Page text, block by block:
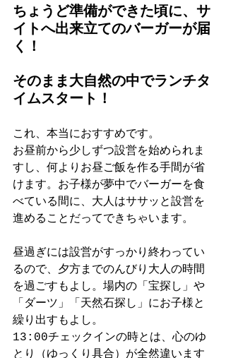
ちょうど準備ができた頃に、サ
イトへ出来立てのバーガーが届
く！
そのまま大自然の中でランチタ
イムスタート！
これ、本当におすすめです。
お昼前から少しずつ設営を始められま
すし、何よりお昼ご飯を作る手間が省
けます。お子様が夢中でバーガーを食
べている間に、大人はササッと設営を
進めることだってできちゃいます。
昼過ぎには設営がすっかり終わってい
るので、夕方までのんびり大人の時間
を過ごすもよし。場内の「宝探し」や
「ダーツ」「天然石探し」にお子様と
繰り出すもよし。
13:00チェックインの時とは、心のゆ
とり（ゆっくり具合）が全然違います